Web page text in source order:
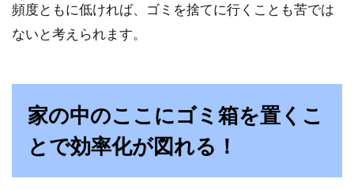
頻度ともに低ければ、ゴミを捨てに行くことも苦では
ないと考えられます。
家の中のここにゴミ箱を置くこ
とで効率化が図れる！